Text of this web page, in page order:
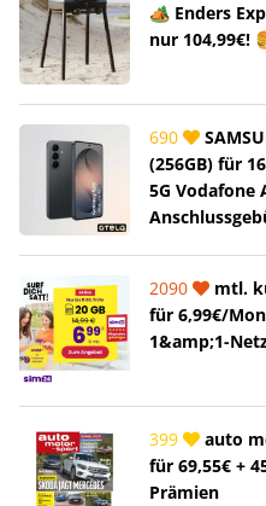
🏕️ Enders
nur 104,99€!
690
(256GB) für
5G Vodafone
2090
mtl.
für 6,99€/
1&amp;1-
399
auto
für 69,55€ +
Prämien